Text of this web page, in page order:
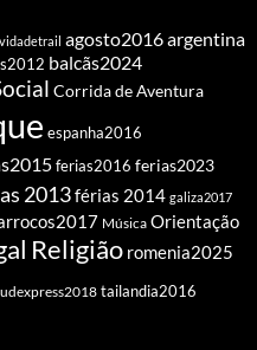
agosto2016argentina
balcãs2024
Corrida de Aventura
espanha2016
ferias2016 ferias2023
2013férias 2014 galiza2017
Música Orientação
Religião romenia2025
tailandia2016